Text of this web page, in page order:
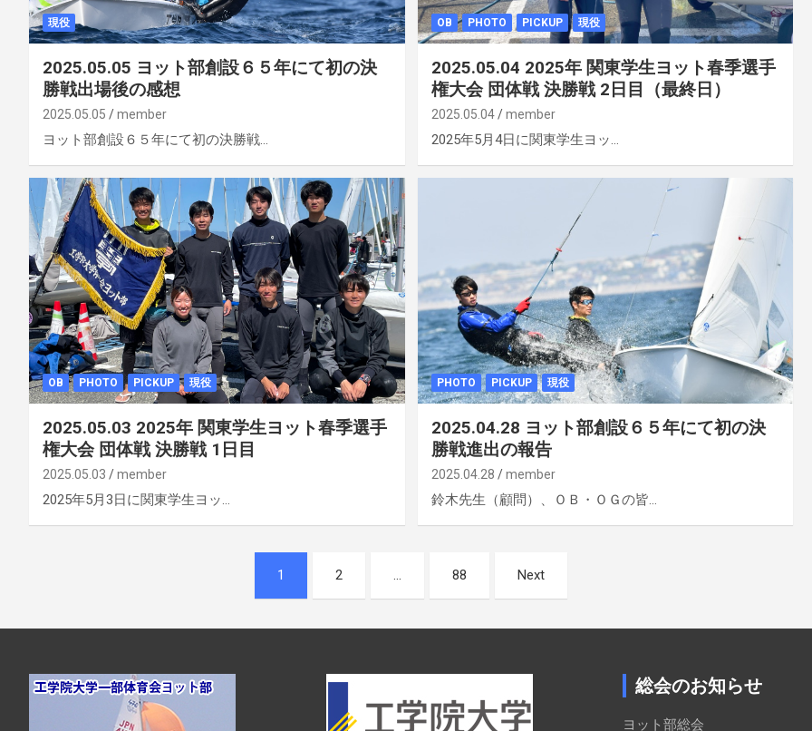
現役
2025.05.05 ヨット部創設６５年にて初の決
勝戦出場後の感想
2025.05.05 member
ヨット部創設６５年にて初の決勝戦…
OB PHOTO PICKUP 現役
2025.05.04 2025年 関東学生ヨット春季選手
権大会 団体戦 決勝戦 2日目（最終日）
2025.05.04 member
2025年5月4日に関東学生ヨッ…
OB PHOTO PICKUP 現役
2025.05.03 2025年 関東学生ヨット春季選手
権大会 団体戦 決勝戦 1日目
2025.05.03 member
2025年5月3日に関東学生ヨッ…
PHOTO PICKUP 現役
2025.04.28 ヨット部創設６５年にて初の決
勝戦進出の報告
2025.04.28 member
鈴木先生（顧問）、ＯＢ・ＯＧの皆…
ビ
1 2 … 88 Next
総会のお知らせ
ヨット部総会